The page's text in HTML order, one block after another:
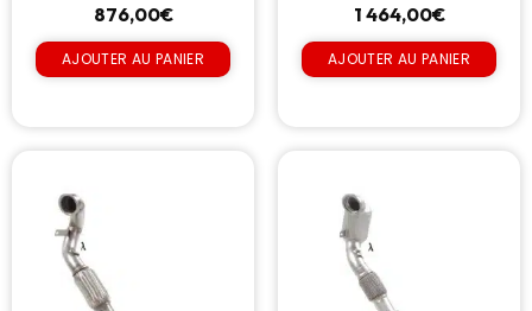
876,00€
AJOUTER AU PANIER
1 464,00€
AJOUTER AU PANIER